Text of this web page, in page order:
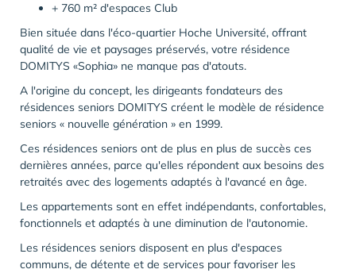
+ 760 m² d'espaces Club
Bien située dans l'éco-quartier Hoche Université, offrant
qualité de vie et paysages préservés, votre résidence
DOMITYS «Sophia» ne manque pas d'atouts.
A l'origine du concept, les dirigeants fondateurs des
résidences seniors DOMITYS créent le modèle de résidence
seniors « nouvelle génération » en 1999.
Ces résidences seniors ont de plus en plus de succès ces
dernières années, parce qu'elles répondent aux besoins des
retraités avec des logements adaptés à l'avancé en âge.
Les appartements sont en effet indépendants, confortables,
fonctionnels et adaptés à une diminution de l'autonomie.
Les résidences seniors disposent en plus d'espaces
communs, de détente et de services pour favoriser les